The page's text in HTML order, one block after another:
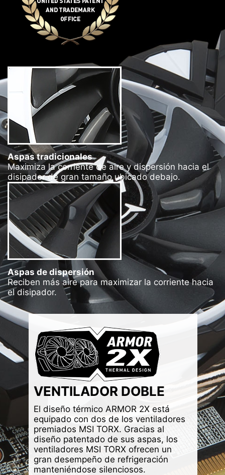
Aspas tradicionales
Maximiza la corriente de aire y dispersión hacia el
disipador de gran tamaño ubicado debajo.
Aspas de dispersión
Reciben más aire para maximizar la corriente hacia
el disipador.
VENTILADOR DOBLE
El diseño térmico ARMOR 2X está
equipado con dos de los ventiladores
premiados MSI TORX. Gracias al
diseño patentado de sus aspas, los
ventiladores MSI TORX ofrecen un
gran desempeño de refrigeración
manteniéndose silenciosos.